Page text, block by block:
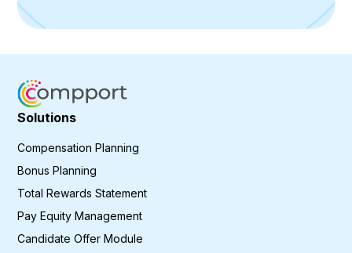
Solutions
Compensation Planning
Bonus Planning
Total Rewards Statement
Pay Equity Management
Candidate Offer Module